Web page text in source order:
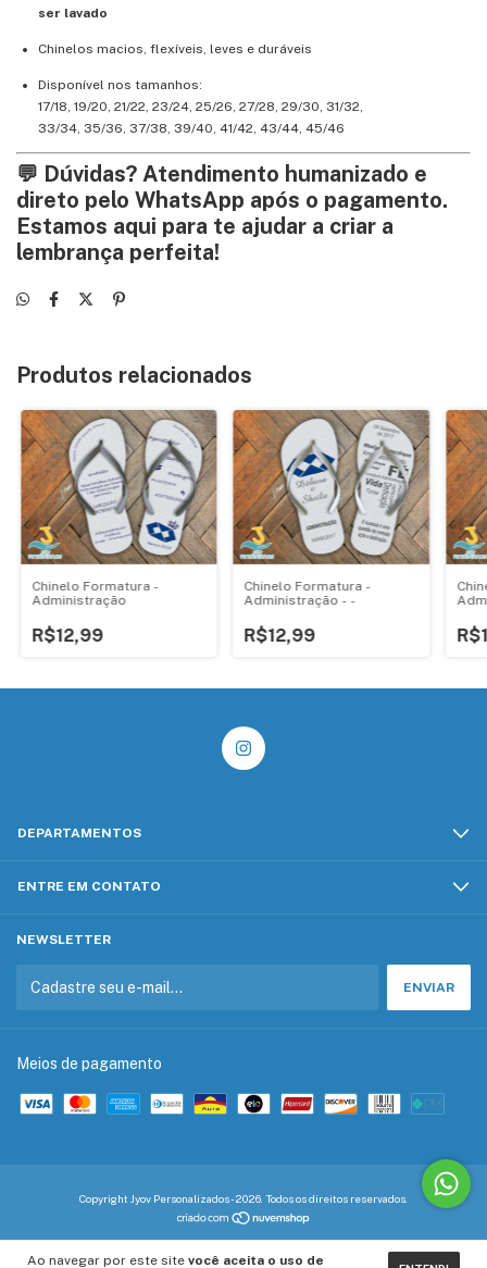
Ao navegar por este site você aceita o uso de
ser lavado
Chinelos macios, flexíveis, leves e duráveis
Disponível nos tamanhos:
17/18, 19/20, 21/22, 23/24, 25/26, 27/28, 29/30, 31/32,
33/34, 35/36, 37/38, 39/40, 41/42, 43/44, 45/46
💬 Dúvidas? Atendimento humanizado e
direto pelo WhatsApp após o pagamento.
Estamos aqui para te ajudar a criar a
lembrança perfeita!
Produtos relacionados
Chinelo Formatura -
Administração
R$12,99
Chinelo Formatura -
Administração - -
R$12,99
DEPARTAMENTOS
ENTRE EM CONTATO
NEWSLETTER
Meios de pagamento
Copyright Jyov Personalizados - 2026. Todos os direitos reservados.